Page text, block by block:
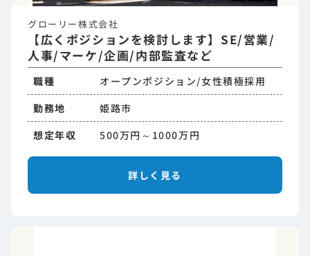
グローリー株式会社
【広くポジションを検討します】SE/営業/
人事/マーケ/企画/内部監査など
職種
オープンポジション/女性積極採用
勤務地
姫路市
想定年収
500万円～1000万円
詳しく見る